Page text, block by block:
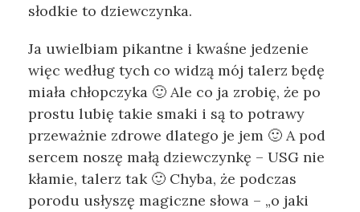
słodkie to dziewczynka.
Ja uwielbiam pikantne i kwaśne jedzenie
więc według tych co widzą mój talerz będę
miała chłopczyka 🙂 Ale co ja zrobię, że po
prostu lubię takie smaki i są to potrawy
przeważnie zdrowe dlatego je jem 🙂 A pod
sercem noszę małą dziewczynkę – USG nie
kłamie, talerz tak 🙂 Chyba, że podczas
porodu usłyszę magiczne słowa – „o jaki